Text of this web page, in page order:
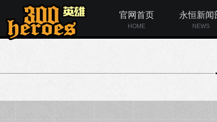
官网首页
HOME
永恒新闻
NEWS